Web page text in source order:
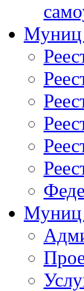
Муниц
Муниц